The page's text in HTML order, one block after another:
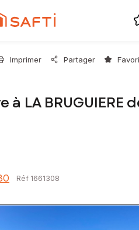
Imprimer Partager
LA BRUGUIERE
Réf 1661308